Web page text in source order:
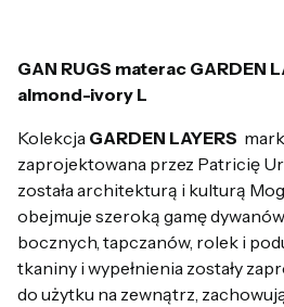
GAN RUGS materac GARDEN
almond-ivory L
Kolekcja GARDEN LAYERS
zaprojektowana przez Patricię
została architekturą i kulturą
obejmuje szeroką gamę
bocznych, tapczanów, rolek i
tkaniny i wypełnienia zostały
do użytku na zewnątrz,